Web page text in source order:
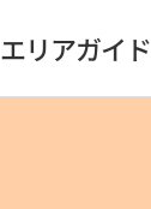
エリアガイド